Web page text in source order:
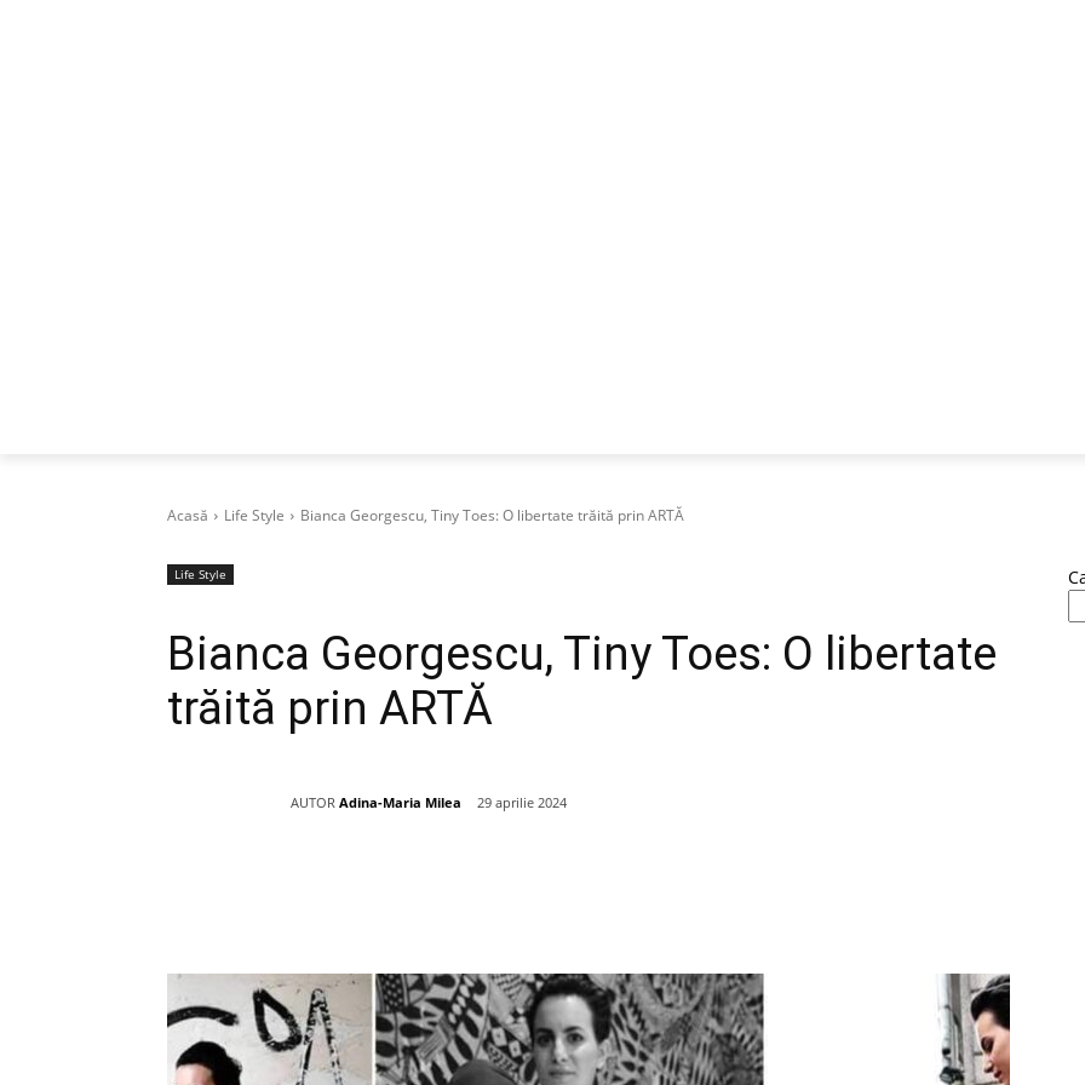
Acasă Life Style Bianca Georgescu, Tiny Toes: O libertate trăită prin ARTĂ
Life Style
Bianca Georgescu, Tiny Toes: O libertate
trăită prin ARTĂ
AUTOR Adina-Maria Milea 29 aprilie 2024